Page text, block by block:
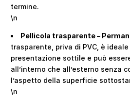
termine.
\n
Pellicola trasparente –
trasparente, priva di PVC, è ideale
presentazione sottile e può
all’interno che all’esterno senza
l’aspetto della superficie
\n